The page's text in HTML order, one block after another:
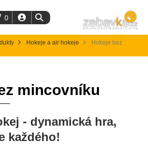
0
Hokeje a air hokeje
Hokeje bez
mincovníku
- dynamická hra,
každého!